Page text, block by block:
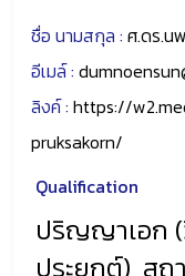
ชื่อ นามสกุล : ศ.ดร.น
อีเมล์ :
ลิงค์ : https://
pruksakorn/
Qualification
ปริญญาเอก
ประยุกต์), ส